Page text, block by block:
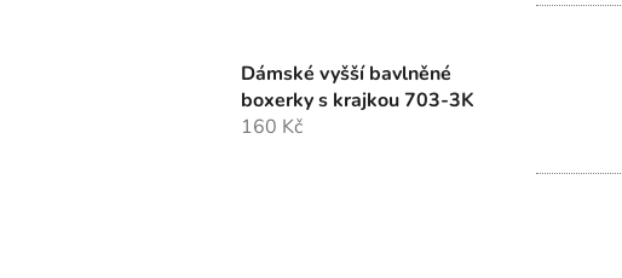
Dámské vyšší bavlněné
boxerky s krajkou 703-3K
160 Kč